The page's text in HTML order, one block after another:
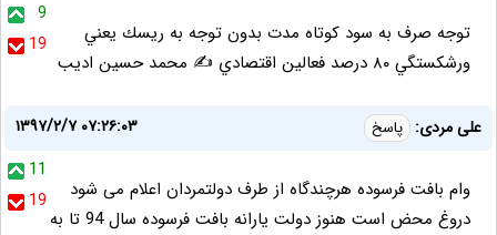
9
19
توجه صرف به سود كوتاه مدت بدون توجه به ريسك يعني
ورشكستگي ٨٠ درصد فعالين اقتصادي ✍️ محمد حسين اديب
علی مردی: پاسخ
۱۳۹۷/۲/۷ ۰۷:۲۶:۰۳
11
19
وام بافت فرسوده هرچندگاه از طرف دولتمردان اعلام می شود
دروغ محض است هنوز دولت یارانه بافت فرسوده سال 94 تا به